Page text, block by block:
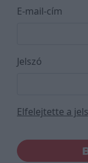
E-mail-cím
Jelszó
Elfelejtette a